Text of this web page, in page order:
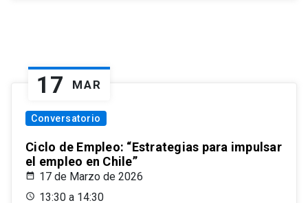
17 MAR
Conversatorio
Ciclo de Empleo: “Estrategias para impulsar
el empleo en Chile”
17 de Marzo de 2026
13:30 a 14:30